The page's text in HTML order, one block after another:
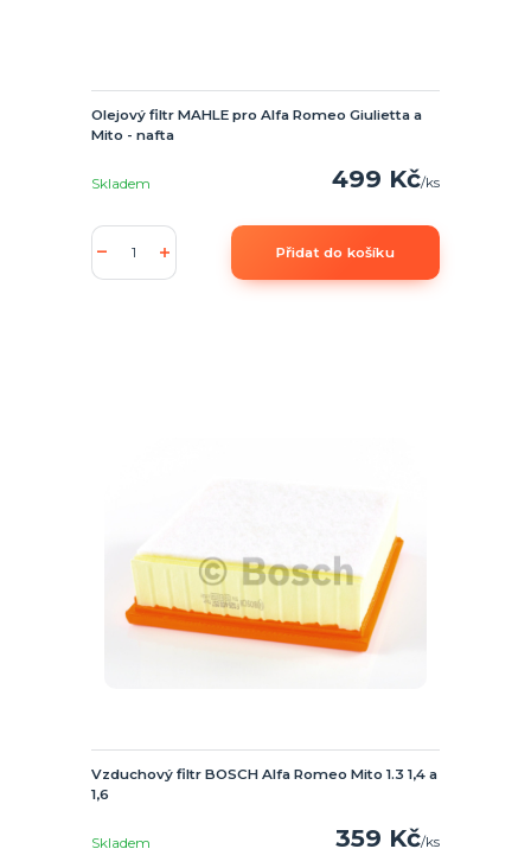
Olejový filtr MAHLE pro Alfa Romeo Giulietta a
Mito - nafta
499 Kč/ks
Skladem
Přidat do košíku
Vzduchový filtr BOSCH Alfa Romeo Mito 1.3 1,4 a
1,6
359 Kč/ks
Skladem